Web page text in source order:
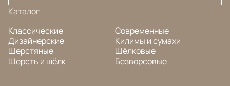
Каталог
Классические
Дизайнерские
Шерстяные
Шерсть и шёлк
Современные
Килимы и сумахи
Шёлковые
Безворсовые